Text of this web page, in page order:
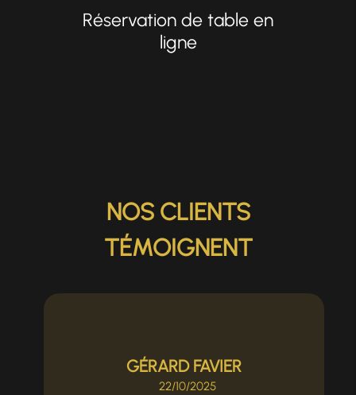
Réservation de table en
ligne
NOS CLIENTS
TÉMOIGNENT
GÉRARD FAVIER
22/10/2025